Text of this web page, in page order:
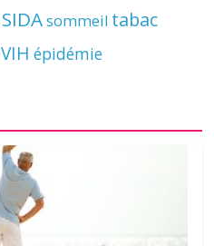
SIDAsommeil tabac
VIH épidémie